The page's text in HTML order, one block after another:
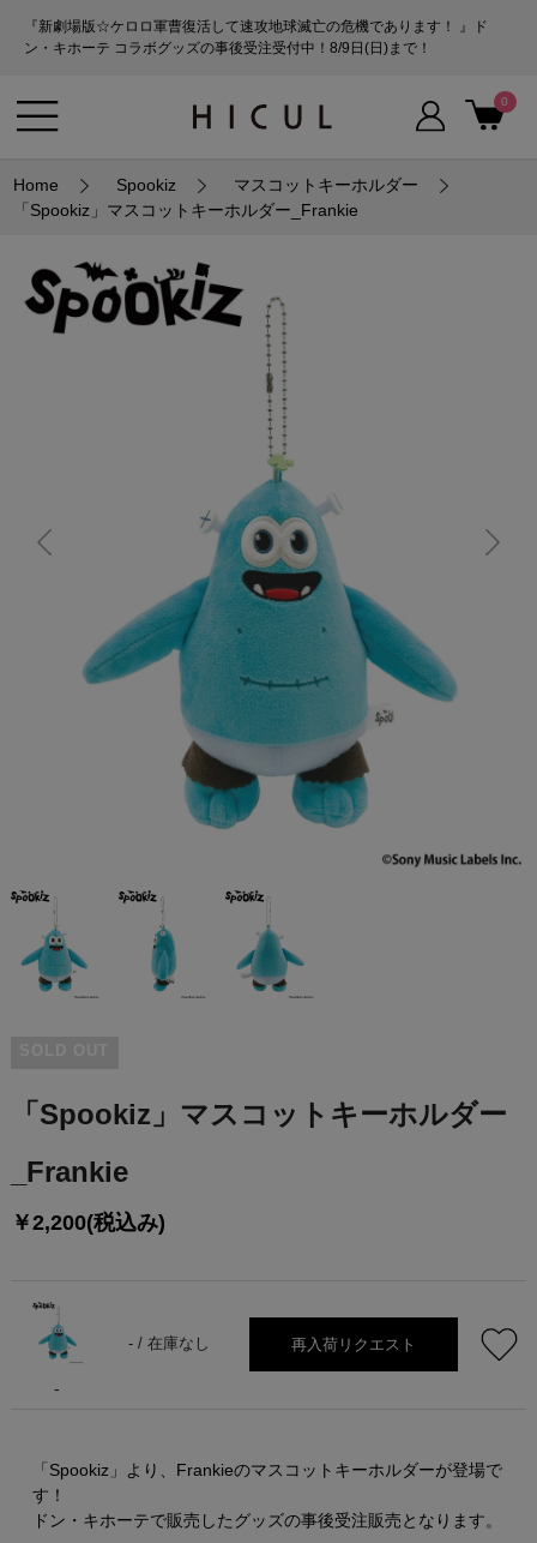
『新劇場版☆ケロロ軍曹復活して速攻地球滅亡の危機であります！ 』ド
ン・キホーテ コラボグッズの事後受注受付中！8/9日(日)まで！
0
Home Spookiz
マスコットキーホルダー
「Spookiz」マスコットキーホルダー_Frankie
「Spookiz」マスコットキーホルダー
_Frankie
￥2,200(税込み)
-
- /在庫なし 再入荷リクエスト
「Spookiz」より、Frankieのマスコットキーホルダーが登場で
す！
ドン・キホーテで販売したグッズの事後受注販売となります。